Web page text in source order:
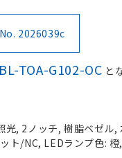
2026039c
TOA-G102-OC と
, 2ノッチ, 樹脂ベゼル
ト/NC, LEDランプ色: